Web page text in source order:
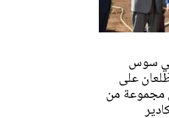
سوس
على
مجموعة من